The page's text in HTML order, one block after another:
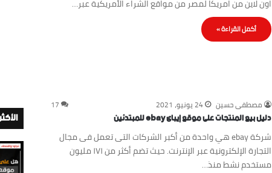
اون لاين من امريكا لمصر من مواقع الشراء الأمريكية عبر…
أكمل القراءة »
مصطفى حسين 24 يونيو، 2021 17
دليل بيع المنتجات على موقع إيباى ebay للمبتدئين
شركة ebay هي واحدة من أكبر الشركات التى تعمل فى مجال
التجارة الإلكترونية عبر الإنترنت. حيث تضم أكثر من ١٧١ مليون
مستخدم نشط منذ…